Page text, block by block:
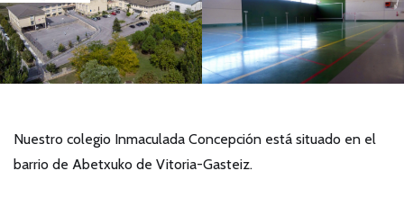
Nuestro colegio Inmaculada Concepción está situado en el
barrio de Abetxuko de Vitoria-Gasteiz.